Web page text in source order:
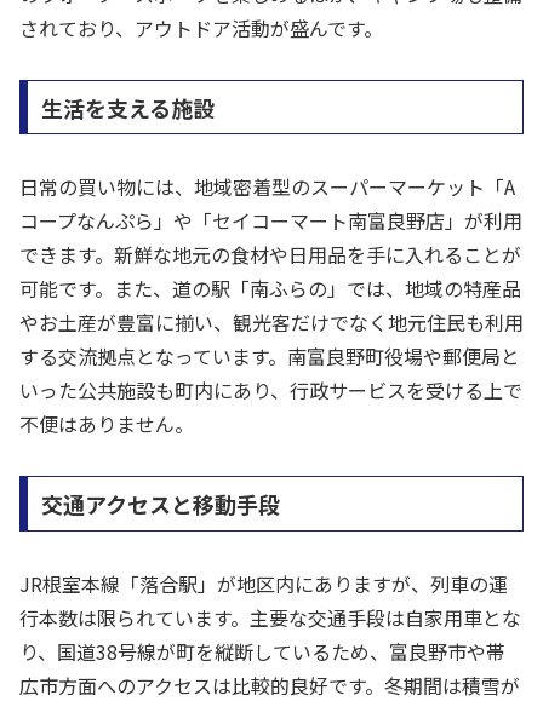
されており、アウトドア活動が盛んです。
生活を支える施設
日常の買い物には、地域密着型のスーパーマーケット「A
コープなんぷら」や「セイコーマート南富良野店」が利用
できます。新鮮な地元の食材や日用品を手に入れることが
可能です。また、道の駅「南ふらの」では、地域の特産品
やお土産が豊富に揃い、観光客だけでなく地元住民も利用
する交流拠点となっています。南富良野町役場や郵便局と
いった公共施設も町内にあり、行政サービスを受ける上で
不便はありません。
交通アクセスと移動手段
JR根室本線「落合駅」が地区内にありますが、列車の運
行本数は限られています。主要な交通手段は自家用車とな
り、国道38号線が町を縦断しているため、富良野市や帯
広市方面へのアクセスは比較的良好です。冬期間は積雪が